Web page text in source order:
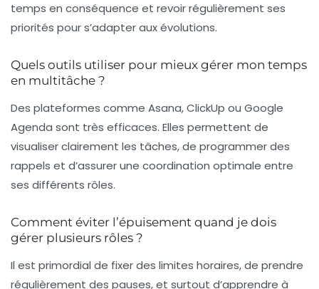
temps en conséquence et revoir régulièrement ses
priorités pour s’adapter aux évolutions.
Quels outils utiliser pour mieux gérer mon temps
en multitâche ?
Des plateformes comme Asana, ClickUp ou Google
Agenda sont très efficaces. Elles permettent de
visualiser clairement les tâches, de programmer des
rappels et d’assurer une coordination optimale entre
ses différents rôles.
Comment éviter l’épuisement quand je dois
gérer plusieurs rôles ?
Il est primordial de fixer des limites horaires, de prendre
régulièrement des pauses, et surtout d’apprendre à